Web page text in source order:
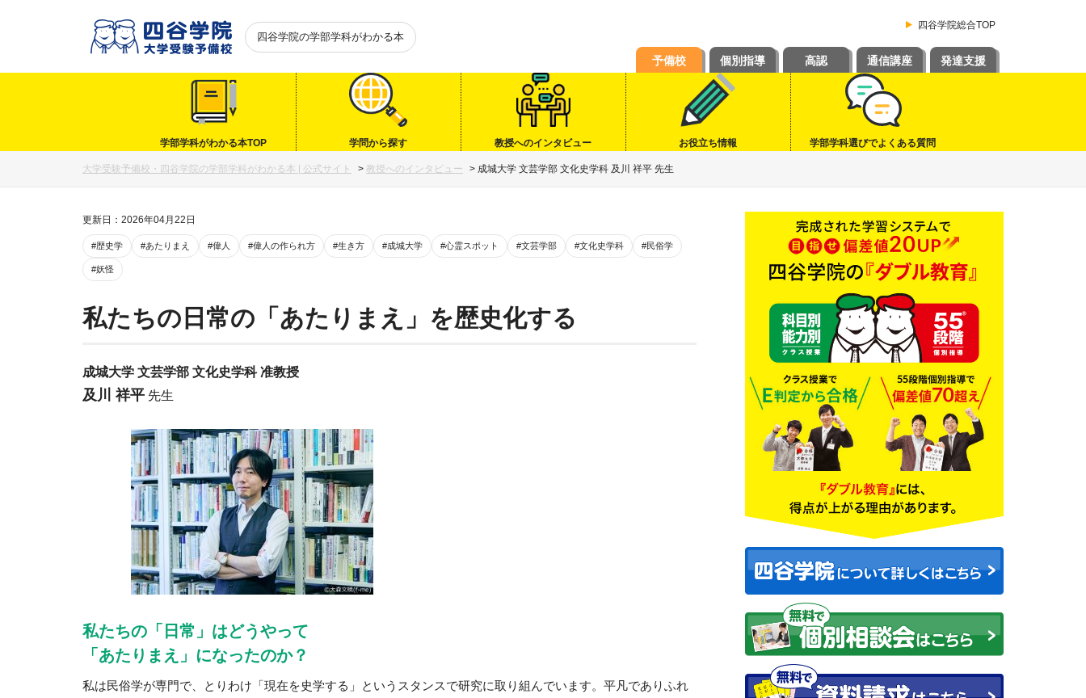
四谷学院の学部学科がわかる本
四谷学院総合TOP
予備校 個別指導 高認 通信講座 発達支援
学部学科がわかる本TOP 学問から探す 教授へのインタビュー お役立ち情報 学部学科選びでよくある質問
大学受験予備校・四谷学院の学部学科がわかる本 | 公式サイト > 教授へのインタビュー > 成城大学 文芸学部 文化史学科 及川 祥平 先生
更新日：2026年04月22日
#歴史学 #あたりまえ #偉人 #偉人の作られ方 #生き方 #成城大学 #心霊スポット #文芸学部 #文化史学科 #民俗学
#妖怪
私たちの日常の「あたりまえ」を歴史化する
成城大学 文芸学部 文化史学科 准教授
及川 祥平 先生
私たちの「日常」はどうやって
「あたりまえ」になったのか？
私は民俗学が専門で、とりわけ「現在を史学する」というスタンスで研究に取り組んでいます。平凡でありふれ